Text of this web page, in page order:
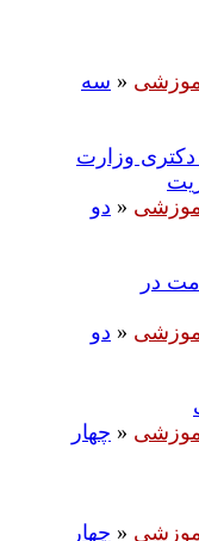
« سه
دکتری وزارت
« دو
در
« دو
« چهار
« چهار